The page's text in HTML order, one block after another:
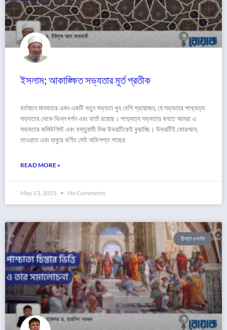
ইসলাম; আকাঙ্ক্ষিত সভ্যতার মূর্ত প্রতীক
বর্তমানে মানবতার এমন একটি নতুন সভ্যতা খুব বেশি প্রয়োজন, যে সভ্যতার পাশ্চ্যত্য
সভ্যতার থেকে ভিন্ন দর্শন এবং বার্তা রয়েছে। পাশ্চ্যত্য সভ্যতার বলতে আমরা এ
সভ্যতার কমিউনিস্ট এবং বস্তুবাদী দিক উভয়টিকেই বুঝাচ্ছি। উভয়টিই কোরআন,
তাওরাত এবং যাবুরে বর্ণিত সেই অভিশপ্ত গাছের
READ MORE »
May 13, 2025 No Comments
চিন্তা ও দর্শন